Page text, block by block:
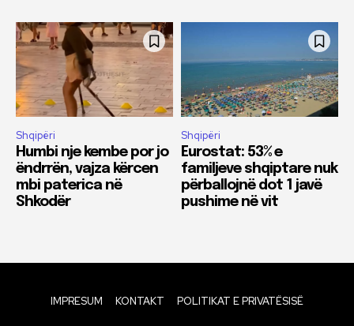
Shqipëri
Humbi nje kembe por jo
ëndrrën, vajza kërcen
mbi paterica në
Shkodër
Shqipëri
Eurostat: 53% e
familjeve shqiptare nuk
përballojnë dot 1 javë
pushime në vit
IMPRESUM KONTAKT POLITIKAT E PRIVATËSISË